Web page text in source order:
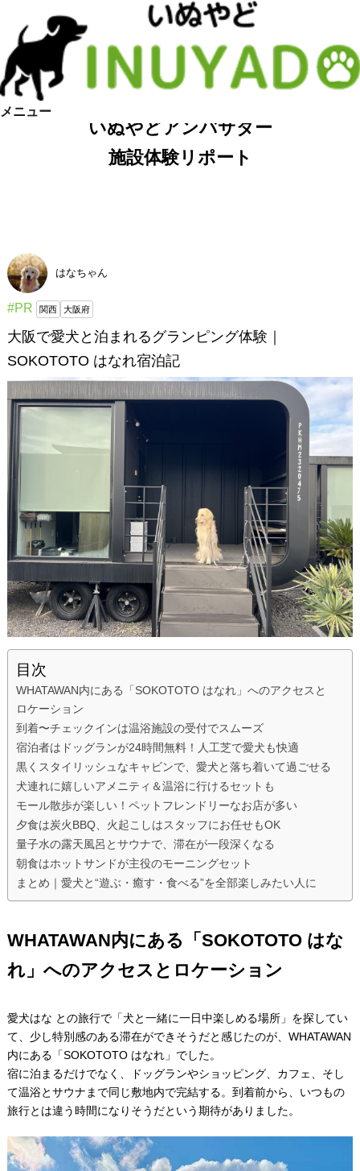
メニュー
いぬやどアンバサダー
施設体験リポート
はなちゃん
#PR 関西 大阪府
大阪で愛犬と泊まれるグランピング体験｜
SOKOTOTO はなれ宿泊記
目次
WHATAWAN内にある「SOKOTOTO はなれ」へのアクセスと
ロケーション
到着〜チェックインは温浴施設の受付でスムーズ
宿泊者はドッグランが24時間無料！人工芝で愛犬も快適
黒くスタイリッシュなキャビンで、愛犬と落ち着いて過ごせる
犬連れに嬉しいアメニティ＆温浴に行けるセットも
モール散歩が楽しい！ペットフレンドリーなお店が多い
夕食は炭火BBQ、火起こしはスタッフにお任せもOK
量子水の露天風呂とサウナで、滞在が一段深くなる
朝食はホットサンドが主役のモーニングセット
まとめ｜愛犬と“遊ぶ・癒す・食べる”を全部楽しみたい人に
WHATAWAN内にある「SOKOTOTO はな
れ」へのアクセスとロケーション
愛犬はな との旅行で「犬と一緒に一日中楽しめる場所」を探してい
て、少し特別感のある滞在ができそうだと感じたのが、WHATAWAN
内にある「SOKOTOTO はなれ」でした。
宿に泊まるだけでなく、ドッグランやショッピング、カフェ、そし
て温浴とサウナまで同じ敷地内で完結する。到着前から、いつもの
旅行とは違う時間になりそうだという期待がありました。